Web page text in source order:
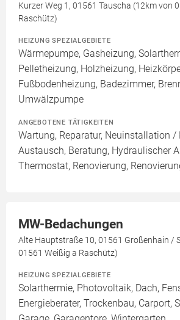
Kurzer Weg 1, 01561 Tauscha (12km von
Raschütz)
HEIZUNG SPEZIALGEBIETE
Wärmepumpe, Gasheizung,
Pelletheizung, Holzheizung,
Fußbodenheizung, Badezimmer,
Umwälzpumpe
ANGEBOTENE TÄTIGKEITEN
Wartung, Reparatur, Neuinstallation /
Austausch, Beratung, Hydraulischer
Thermostat, Renovierung,
MW-Bedachungen
Alte Hauptstraße 10, 01561 Großenhain /
01561 Weißig a Raschütz)
HEIZUNG SPEZIALGEBIETE
Solarthermie, Photovoltaik, Dach,
Energieberater, Trockenbau, Carport,